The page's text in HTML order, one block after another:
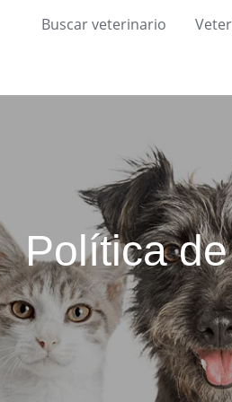
Buscar veterinario
Política